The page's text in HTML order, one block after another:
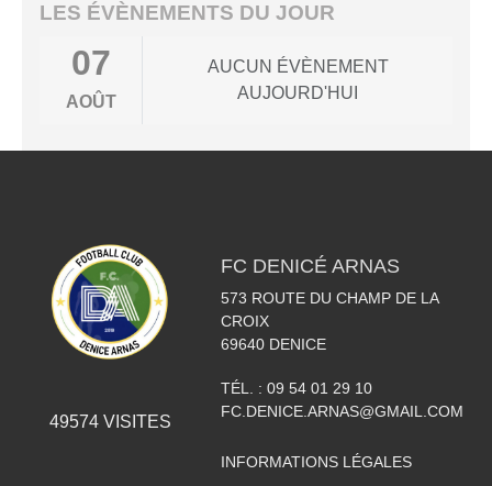
LES ÉVÈNEMENTS DU JOUR
07
AOÛT
AUCUN ÉVÈNEMENT
AUJOURD'HUI
49574VISITES
FC DENICÉ ARNAS
573 ROUTE DU CHAMP DE LA
CROIX
69640 DENICE
TÉL. : 09 54 01 29 10
FC.DENICE.ARNAS@GMAIL.COM
INFORMATIONS LÉGALES